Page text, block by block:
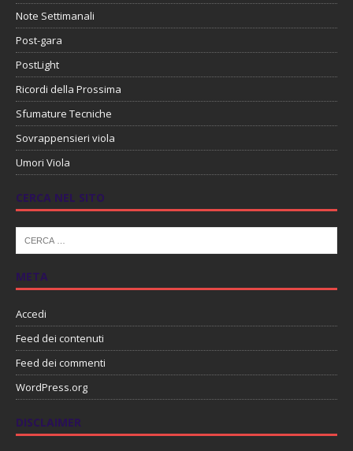
Note Settimanali
Post-gara
PostLight
Ricordi della Prossima
Sfumature Tecniche
Sovrappensieri viola
Umori Viola
CERCA NEL SITO
META
Accedi
Feed dei contenuti
Feed dei commenti
WordPress.org
DISCLAIMER